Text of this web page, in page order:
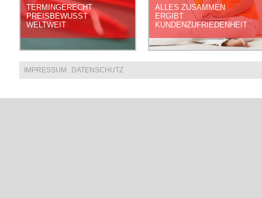
TERMINGERECHT
PREISBEWUSST
WELTWEIT
ALLES ZUSAMMEN
ERGIBT
KUNDENZUFRIEDENHEIT
IMPRESSUM DATENSCHUTZ